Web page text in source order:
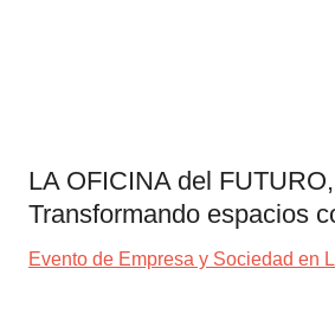
LA OFICINA del
Transformando espacios
Evento de Empresa y Sociedad en